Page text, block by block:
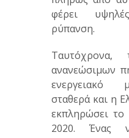
φέρει
ρύπανση.
ανανεώσιμων
ενεργειακό
σταθερά και η
εκπληρώσει
2020. Ένας